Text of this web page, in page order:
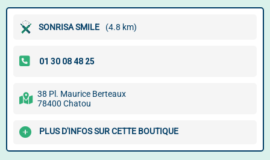
SONRISA SMILE (4.8 km)
38 Pl. Maurice Berteaux
78400 Chatou
PLUS D'INFOS SUR CETTE BOUTIQUE